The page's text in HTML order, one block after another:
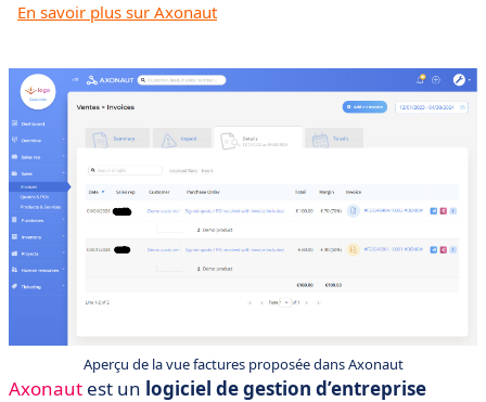
En savoir plus sur Axonaut
Aperçu de la vue factures proposée dans Axonaut
Axonaut est un logiciel de gestion d’entreprise